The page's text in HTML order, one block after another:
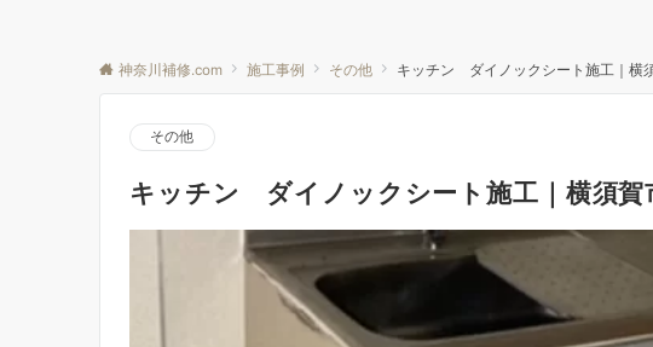
神奈川補修.com 施工事例 その他 キッチン ダイノックシート施工｜横
その他
キッチン ダイノックシート施工｜横須賀